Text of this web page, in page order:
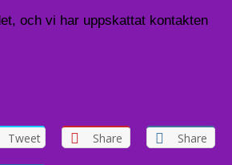
och vi har uppskattat kontakten
Tweet Share Share